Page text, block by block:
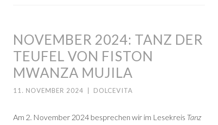
NOVEMBER 2024: TANZ DER
TEUFEL VON FISTON
MWANZA MUJILA
11. NOVEMBER 2024 DOLCEVITA
Am 2. November 2024 besprechen wir im Lesekreis Tanz